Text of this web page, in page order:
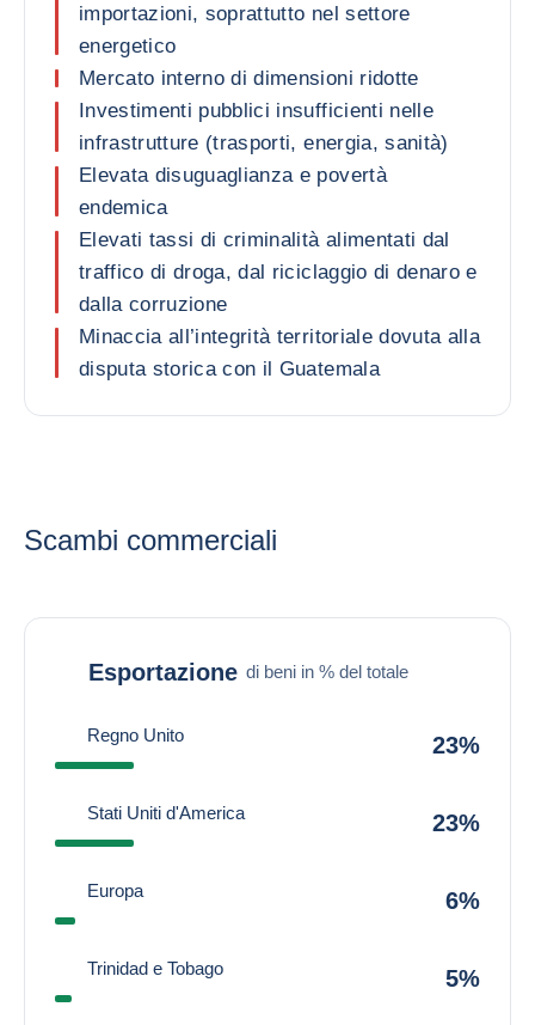
importazioni, soprattutto nel settore
energetico
Mercato interno di dimensioni ridotte
Investimenti pubblici insufficienti nelle
infrastrutture (trasporti, energia, sanità)
Elevata disuguaglianza e povertà
endemica
Elevati tassi di criminalità alimentati dal
traffico di droga, dal riciclaggio di denaro e
dalla corruzione
Minaccia all’integrità territoriale dovuta alla
disputa storica con il Guatemala
Scambi commerciali
Esportazione di beni in % del totale
Regno Unito 23%
Stati Uniti d'America 23%
Europa 6%
Trinidad e Tobago 5%